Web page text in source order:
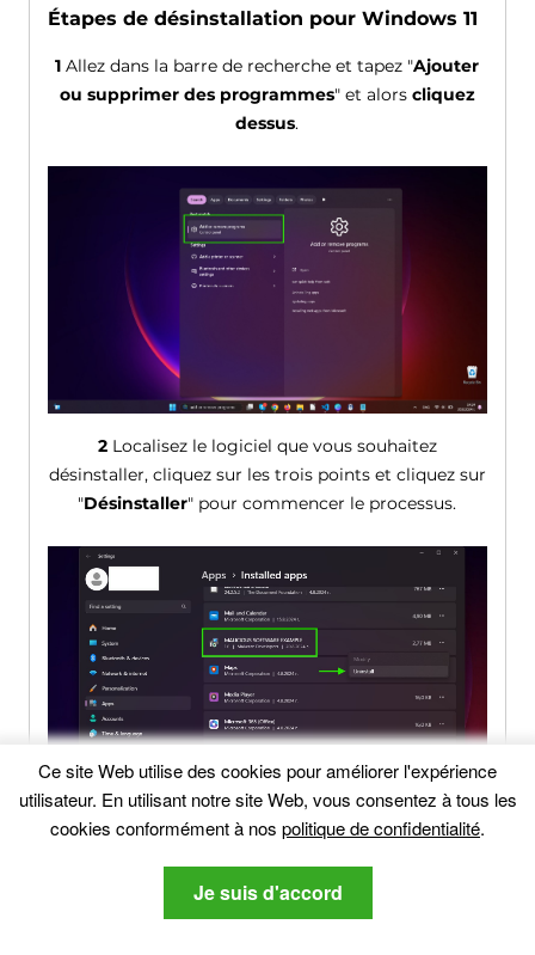
Étapes de désinstallation pour Windows 11
1 Allez dans la barre de recherche et tapez "Ajouter
ou supprimer des programmes" et alors cliquez
dessus.
2Localisez le logiciel que vous souhaitez
désinstaller, cliquez sur les trois points et cliquez sur
"Désinstaller" pour commencer le processus.
Suivez les étapes de désinstallation jusqu'à ce que
Ce site Web utilise des cookies pour améliorer l'expérience
utilisateur. En utilisant notre site Web, vous consentez à tous les
cookies conformément à nos politique de confidentialité.
Je suis d'accord